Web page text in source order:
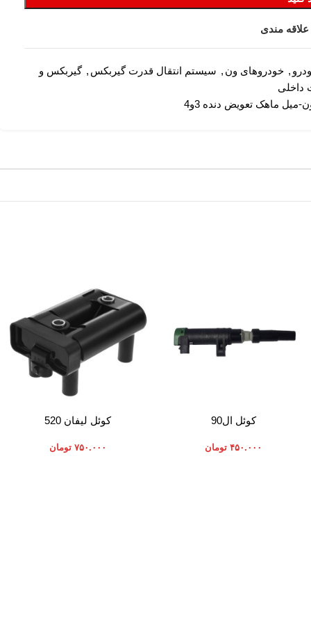
علاقه مندی
, خودروهای ون , سیستم انتقال قدرت گیربکس , گیربکس و
داخلی
میل ماهک تعویض دنده 3و4
افزودن به سبد خرید
کوئل ال90
۴۵۰.۰۰۰ تومان
افزودن به سبد خرید
کوئل لیفان 520
۷۵۰.۰۰۰ تومان